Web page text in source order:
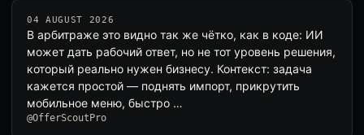
04 AUGUST 2026
В арбитраже это видно так же чётко, как в коде: ИИ
может дать рабочий ответ, но не тот уровень решения,
который реально нужен бизнесу. Контекст: задача
кажется простой — поднять импорт, прикрутить
мобильное меню, быстро …
@OfferScoutPro